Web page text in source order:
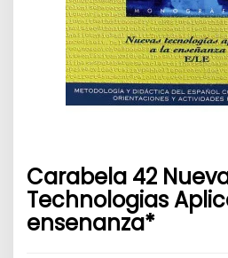
Carabela 42
Technologias
ensenanza*